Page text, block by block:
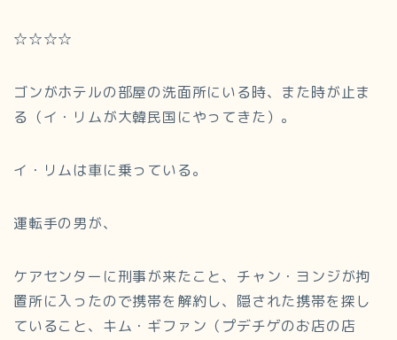
☆☆☆☆
ゴンがホテルの部屋の洗面所にいる時、また時が止ま
る（イ・リムが大韓民国にやってきた）。
イ・リムは車に乗っている。
運転手の男が、
ケアセンターに刑事が来たこと、チャン・ヨンジが拘
置所に入ったので携帯を解約し、隠された携帯を探し
ていること、キム・ギファン（プデチゲのお店の店